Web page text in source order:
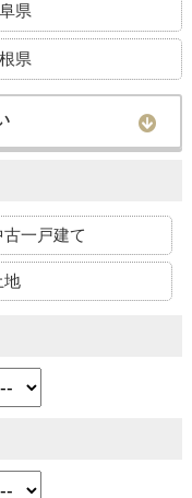
県
県
古一戸建て
地